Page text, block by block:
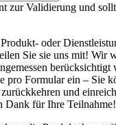
zur Validierung und
oder
Sie sie uns mit! Wir
pro Formular ein – Sie
und
Dank für Ihre Teilnahme!